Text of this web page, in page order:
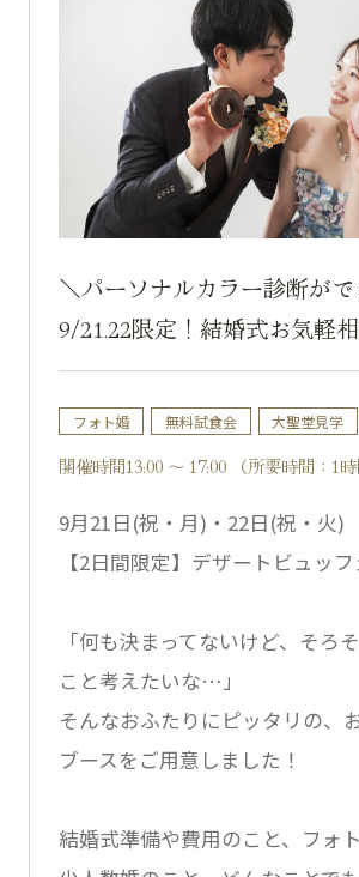
＼パーソナルカラー診断が
9/21.22限定！結婚式お気軽
フォト婚 無料試食会 大聖堂見学
開催時間13:00 ～ 17:00 （所要時間：1時
9月21日(祝・月)・22日(祝・火)
【2日間限定】デザートビュッ
「何も決まってないけど、そろ
こと考えたいな…」
そんなおふたりにピッタリの、
ブースをご用意しました！
結婚式準備や費用のこと、フォ